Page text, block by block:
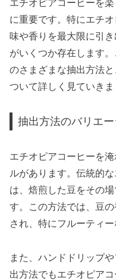
エチオピアコーヒーを
に重要です。特にエチ
味や香りを最大限に引
がいくつか存在します
のさまざまな抽出方法
ついて詳しく見ていきま
抽出方法のバリエ
エチオピアコーヒーを
ルがあります。伝統的
は、焙煎した豆をその
す。この方法では、豆
され、特にフルーティ
また、ハンドドリップ
出方法でもエチオピア